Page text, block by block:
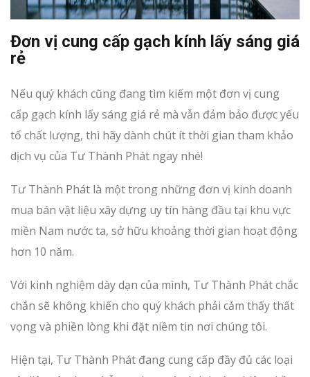
Đơn vị cung cấp gạch kính lấy sáng giá
rẻ
Nếu quý khách cũng đang tìm kiếm một đơn vị cung
cấp gạch kính lấy sáng giá rẻ mà vẫn đảm bảo được yếu
tố chất lượng, thì hãy dành chút ít thời gian tham khảo
dịch vụ của Tư Thành Phát ngay nhé!
Tư Thành Phát là một trong những đơn vị kinh doanh
mua bán vật liệu xây dựng uy tín hàng đầu tại khu vực
miền Nam nước ta, sở hữu khoảng thời gian hoạt động
hơn 10 năm.
Với kinh nghiệm dày dạn của mình, Tư Thành Phát chắc
chắn sẽ không khiến cho quý khách phải cảm thấy thất
vọng và phiền lòng khi đặt niềm tin nơi chúng tôi.
Hiện tại, Tư Thành Phát đang cung cấp đầy đủ các loại